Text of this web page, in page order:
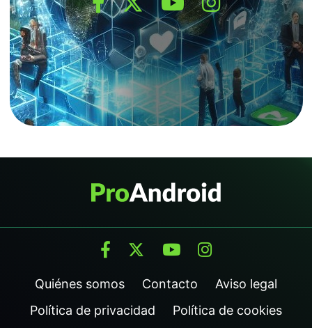
Quiénes somos Contacto
Aviso legal
Política de privacidad
Política de cookies